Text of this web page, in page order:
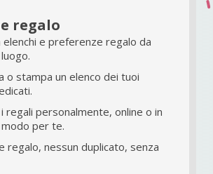
regalo
elenchi e preferenze regalo da
o stampa un elenco dei tuoi
regali personalmente, online o in
per te.
regalo, nessun duplicato, senza